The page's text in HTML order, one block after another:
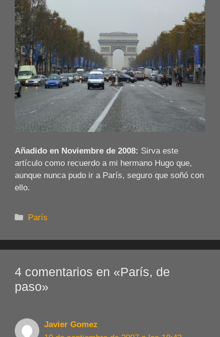
Añadido en Noviembre de 2008: Sirva este
artículo como recuerdo a mi hermano Hugo que,
aunque nunca pudo ir a París, seguro que soñó con
ello.
Categorías
París
4 comentarios en «París, de
paso»
Javier Gomez